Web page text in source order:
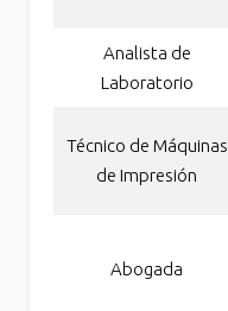
Analista de
Laboratorio
Técnico de Máquinas
de Impresión
Abogada